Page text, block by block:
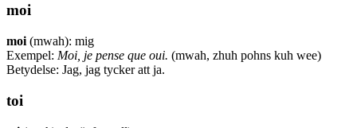
moi
moi (mwah): mig
Exempel: Moi, je pense que oui. (mwah, zhuh pohns kuh wee)
Betydelse: Jag, jag tycker att ja.
toi